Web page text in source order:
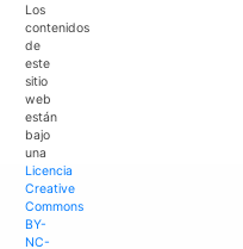
Los
contenidos
de
este
sitio
web
están
bajo
una
Licencia
Creative
Commons
BY-
NC-